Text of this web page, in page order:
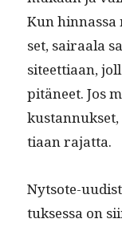
Kun
set, sairaala
siteet­ti­aan,
pitäneet. Jos
ti­aan rajatta.
Nyt­sote-
tuk­ses­sa on